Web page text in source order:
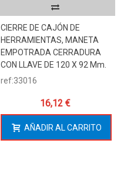
CIERRE DE CAJÓN DE
HERRAMIENTAS, MANETA
EMPOTRADA CERRADURA
CON LLAVE DE 120 X 92 Mm.
ref:33016
16,12 €
AÑADIR AL CARRITO